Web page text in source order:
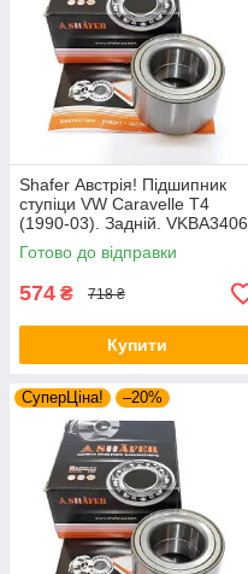
Shafer Австрія! Підшипник
ступіци VW Caravelle T4
(1990-03). Задній. VKBA3406
, R140.97 , 713610340
Готово до відправки
574 ₴ 718 ₴
Купити
СуперЦіна! –20%